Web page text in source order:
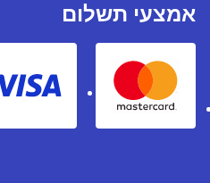
אמצעי תשלום
Mastercard
Visa